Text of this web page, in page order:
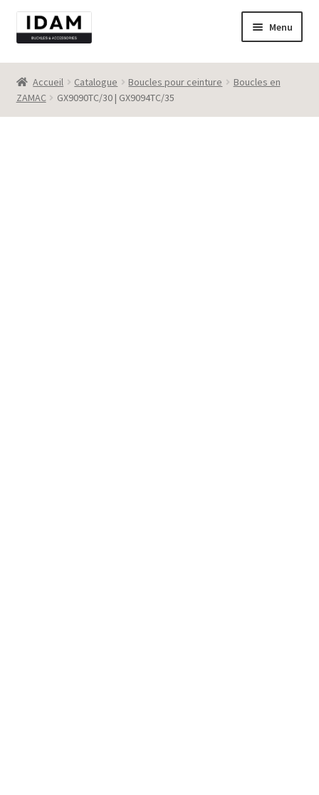
Aller
à
Aller
au
Menu
Catalogue
New
Accueil Catalogue Boucles pour ceinture
Boucles en
ZAMAC
GX9090TC/30 | GX9094TC/35